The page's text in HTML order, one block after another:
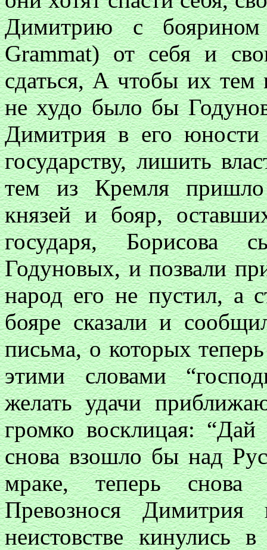
Димитрию с
Grammat) от себя и
сдаться, А чтобы их тем
не худо было бы
Димитрия в его
государству, лишить
тем из Кремля пришло
князей и бояр,
государя, Борисова
Годуновых, и позвали
народ его не пустил, а
бояре сказали и
письма, о которых
этими словами
желать удачи
громко восклицая:
снова взошло бы над
мраке, теперь снова
Превознося
неистовстве